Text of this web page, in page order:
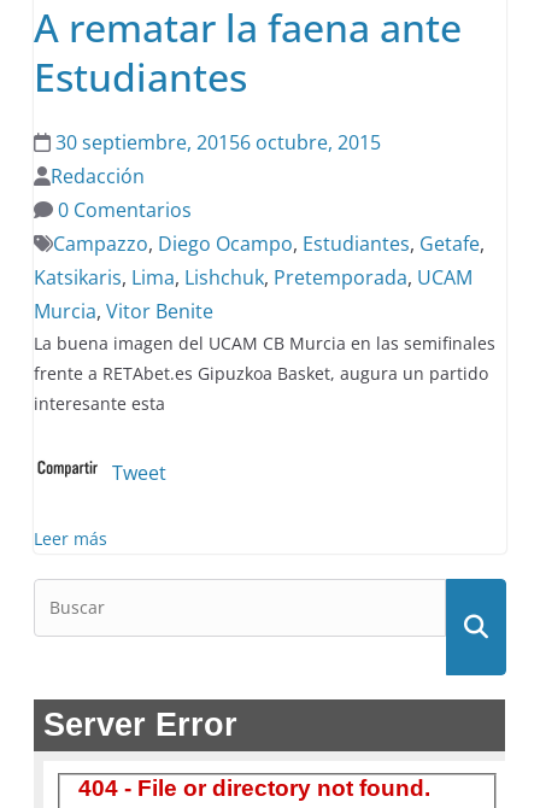
A rematar la faena ante
Estudiantes
30 septiembre, 20156 octubre, 2015
Redacción
0 Comentarios
Campazzo, Diego Ocampo, Estudiantes, Getafe,
Katsikaris, Lima, Lishchuk, Pretemporada, UCAM
Murcia,Vitor Benite
La buena imagen del UCAM CB Murcia en las semifinales
frente a RETAbet.es Gipuzkoa Basket, augura un partido
interesante esta
Tweet
Leer más